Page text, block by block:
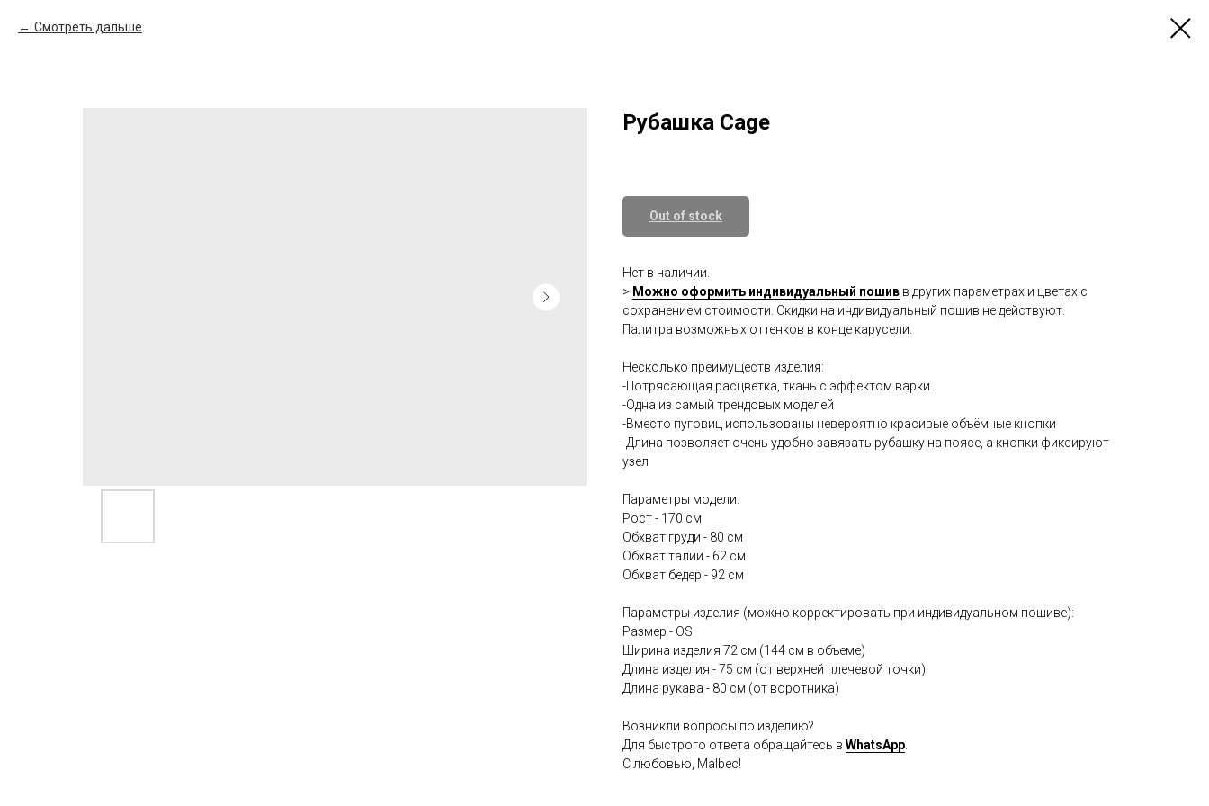
Смотреть дальше
Рубашка Cage
Out of stock
Нет в наличии.
> Можно оформить индивидуальный пошив в других параметрах и цветах с
сохранением стоимости. Скидки на индивидуальный пошив не действуют.
Палитра возможных оттенков в конце карусели.
Несколько преимуществ изделия:
-Потрясающая расцветка, ткань с эффектом варки
-Одна из самый трендовых моделей
-Вместо пуговиц использованы невероятно красивые объёмные кнопки
-Длина позволяет очень удобно завязать рубашку на поясе, а кнопки фиксируют
узел
Параметры модели:
Рост - 170 см
Обхват груди - 80 см
Обхват талии - 62 см
Обхват бедер - 92 см
Параметры изделия (можно корректировать при индивидуальном пошиве):
Размер - OS
Ширина изделия 72 см (144 см в объеме)
Длина изделия - 75 см (от верхней плечевой точки)
Длина рукава - 80 см (от воротника)
Возникли вопросы по изделию?
Для быстрого ответа обращайтесь в WhatsApp.
С любовью, Malbec!